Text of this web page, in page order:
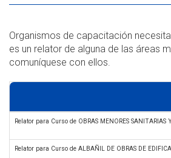
Organismos de capacitación
es un relator de alguna de las áreas
comuníquese con ellos.
Relator para Curso de OBRAS MENORES
Relator para Curso de ALBAÑIL DE OBRAS DE